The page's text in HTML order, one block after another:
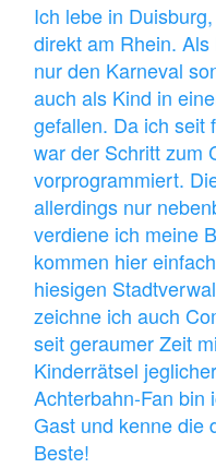
Ich lebe in
direkt am Rhein.
nur den Karneval
auch als Kind in
gefallen. Da ich seit
war der Schritt zum
vorprogrammiert.
allerdings nur
verdiene ich meine
kommen hier
hiesigen
zeichne ich auch
seit geraumer Zeit
Kinderrätsel
Achterbahn-Fan bin
Gast und kenne die
Beste!